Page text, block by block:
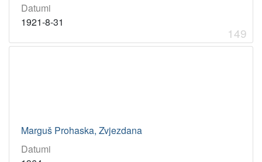
Datumi
1921-8-31
149
Marguš Prohaska, Zvjezdana
Datumi